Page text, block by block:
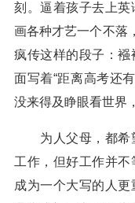
刻。逼着孩子去上
画各种才艺一个不落
疯传这样的段子：襁
面写着“距离高考还
没来得及睁眼看世界
为人父母，都希
工作，但好工作并不
成为一个大写的人